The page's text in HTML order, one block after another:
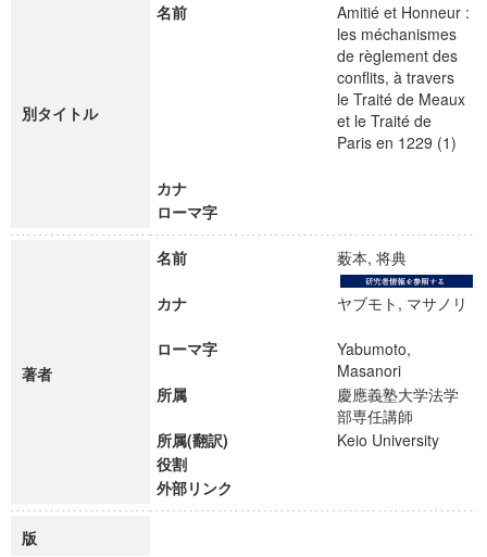
別タイトル
名前
Amitié et Honneur :
les méchanismes
de règlement des
conflits, à travers
le Traité de Meaux
et le Traité de
Paris en 1229 (1)
カナ
ローマ字
著者
名前 薮本, 将典
カナ ヤブモト, マサノリ
ローマ字
Yabumoto,
Masanori
所属
慶應義塾大学法学
部専任講師
所属(翻訳)
Keio University
役割
外部リンク
版